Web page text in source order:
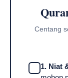
Centang
1. Niat